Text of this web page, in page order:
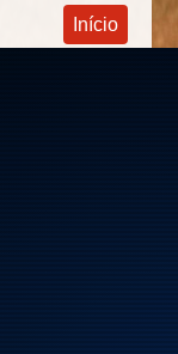
Início